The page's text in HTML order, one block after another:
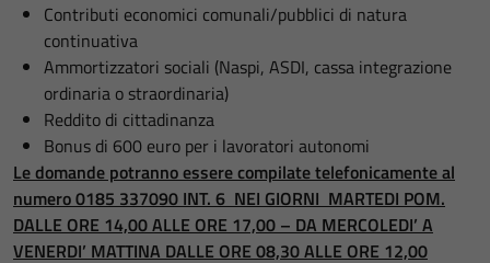
Contributi economici comunali/pubblici di natura
continuativa
Ammortizzatori sociali (Naspi, ASDI, cassa integrazione
ordinaria o straordinaria)
Reddito di cittadinanza
Bonus di 600 euro per i lavoratori autonomi
Le domande potranno essere compilate telefonicamente al
numero 0185 337090 INT. 6 NEI GIORNI MARTEDI POM.
DALLE ORE 14,00 ALLE ORE 17,00 – DA MERCOLEDI’ A
VENERDI’ MATTINA DALLE ORE 08,30 ALLE ORE 12,00